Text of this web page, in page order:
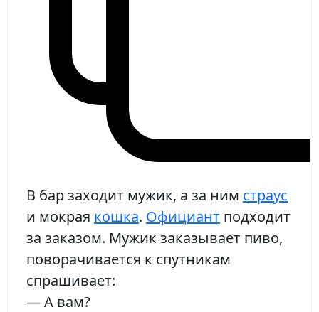
В бар заходит мужик, а за ним страус
и мокрая кошка. Официант подходит
за заказом. Мужик заказывает пиво,
поворачивается к спутникам
спрашивает:
— А вам?